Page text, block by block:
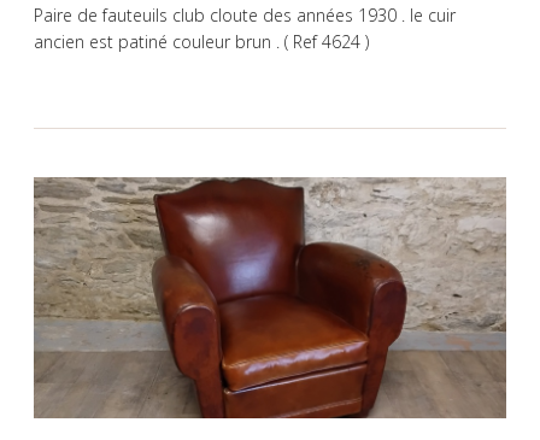
Paire de fauteuils club cloute des années 1930 . le cuir
ancien est patiné couleur brun . ( Ref 4624 )